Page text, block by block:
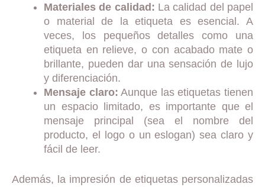
Materiales de calidad: La calidad del papel
o material de la etiqueta es esencial. A
veces, los pequeños detalles como una
etiqueta en relieve, o con acabado mate o
brillante, pueden dar una sensación de lujo
y diferenciación.
Mensaje claro: Aunque las etiquetas tienen
un espacio limitado, es importante que el
mensaje principal (sea el nombre del
producto, el logo o un eslogan) sea claro y
fácil de leer.
Además, la impresión de etiquetas personalizadas